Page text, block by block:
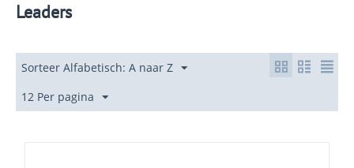
Leaders
Sorteer Alfabetisch: A naar Z
12 Per pagina